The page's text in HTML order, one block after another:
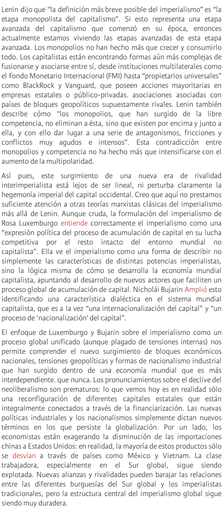
Lenin dijo que “la definición más breve posible del imperialismo” es “la
etapa monopolista del capitalismo”. Si esto representa una etapa
avanzada del capitalismo que comenzó en su época, entonces
actualmente estamos viviendo las etapas avanzadas de esta etapa
avanzada. Los monopolios no han hecho más que crecer y consumirlo
todo. Los capitalistas están encontrando formas aún más complejas de
fusionarse y asociarse entre sí, desde instituciones multilaterales como
el Fondo Monetario Internacional (FMI) hasta “propietarios universales”
como BlackRock y Vanguard, que poseen acciones mayoritarias en
empresas estatales o público-privadas. asociaciones asociadas con
países de bloques geopolíticos supuestamente rivales. Lenin también
describe cómo “los monopolios, que han surgido de la libre
competencia, no eliminan a ésta, sino que existen por encima y junto a
ella, y con ello dar lugar a una serie de antagonismos, fricciones y
conflictos muy agudos e intensos”. Esta contradicción entre
monopolios y competencia no ha hecho más que intensificarse con el
aumento de la multipolaridad.
Así pues, este surgimiento de una nueva era de rivalidad
interimperialista está lejos de ser lineal, ni perturba claramente la
hegemonía imperial del capital occidental. Creo que aquí no prestamos
suficiente atención a otras teorías marxistas clásicas del imperialismo
más allá de Lenin. Aunque cruda, la formulación del imperialismo de
Rosa Luxemburgo entiendecorrectamente el imperialismo como una
“expresión política del proceso de acumulación de capital en su lucha
competitiva por el resto intacto del entorno mundial no
capitalista”. Ella ve el imperialismo como una forma de describir no
simplemente las características de distintas potencias imperialistas,
sino la lógica misma de cómo se desarrolla la economía mundial
capitalista, apuntando al desarrollo de nuevos actores que faciliten un
proceso global de acumulación de capital. Nicholái Bujarin Amplióesto
identificando una característica dialéctica en el sistema mundial
capitalista, que es a la vez “una internacionalización del capital” y “un
proceso de ‘nacionalización’ del capital”.
El enfoque de Luxemburgo y Bujarin sobre el imperialismo como un
proceso global unificado (aunque plagado de tensiones internas) nos
permite comprender el nuevo surgimiento de bloques económicos
nacionales, tensiones geopolíticas y formas de nacionalismo industrial
que han surgido dentro de una economía mundial que es más
interdependiente. que nunca. Los pronunciamientos sobre el declive del
neoliberalismo son prematuros: lo que vemos hoy es en realidad sólo
una reconfiguración de diferentes capitales estatales que están
integralmente conectados a través de la financiarización. Las nuevas
políticas industriales y los nacionalismos simplemente dictan nuevos
términos en los que persiste la globalización. Por un lado, los
economistas están exagerando la disminución de las importaciones
chinas a Estados Unidos: en realidad, la mayoría de estos productos sólo
se desvíana través de países como México y Vietnam. La clase
trabajadora, especialmente en el Sur global, sigue siendo
explotada. Nuevas alianzas y rivalidades pueden barajar las relaciones
entre las diferentes burguesías del Sur global y los imperialistas
tradicionales, pero la estructura central del imperialismo global sigue
siendo muy duradera.